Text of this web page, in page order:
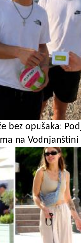
bez opušaka:
na Vodnjanštini